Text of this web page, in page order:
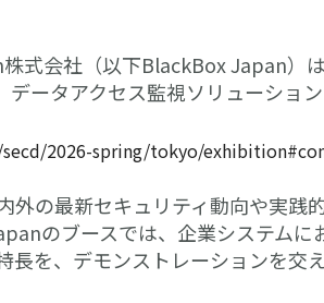
式会社（以下BlackBox Japan）
データアクセス監視ソリューショ
2026-spring/tokyo/
外の最新セキュリティ動向や実践
のブースでは、企業システム
を、デモンストレーションを交え